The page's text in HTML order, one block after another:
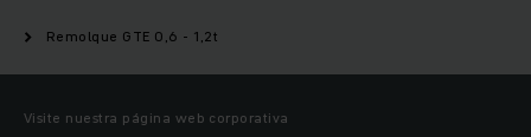
Remolque GTE 0,6 - 1,2t
Visite nuestra página web corporativa